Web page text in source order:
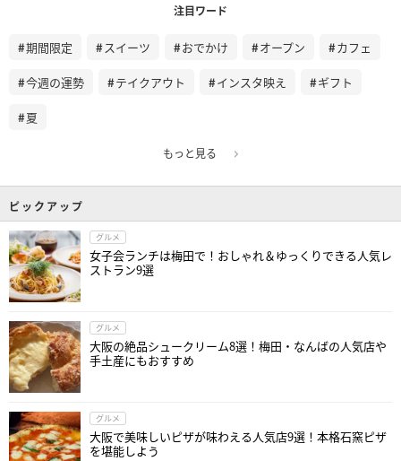
注目ワード
期間限定 スイーツ おでかけ オープン カフェ
今週の運勢 テイクアウト インスタ映え ギフト
夏
もっと見る
ピックアップ
グルメ
女子会ランチは梅田で！おしゃれ＆ゆっくりできる人気レ
ストラン9選
グルメ
大阪の絶品シュークリーム8選！梅田・なんばの人気店や
手土産にもおすすめ
グルメ
大阪で美味しいピザが味わえる人気店9選！本格石窯ピザ
を堪能しよう